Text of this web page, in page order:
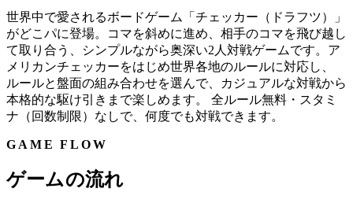
世界中で愛されるボードゲーム「チェッカー（ドラフツ）」
がどこパに登場。コマを斜めに進め、相手のコマを飛び越し
て取り合う、シンプルながら奥深い2人対戦ゲームです。ア
メリカンチェッカーをはじめ世界各地のルールに対応し、
ルールと盤面の組み合わせを選んで、カジュアルな対戦から
本格的な駆け引きまで楽しめます。 全ルール無料・スタミ
ナ（回数制限）なしで、何度でも対戦できます。
GAME FLOW
ゲームの流れ